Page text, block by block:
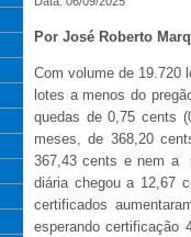
Por José Roberto
Com volume de 19.720
lotes a menos do
quedas de 0,75 cents
meses, de 368,20
367,43 cents e nem a
diária chegou a 12,67
certificados
esperando certificação